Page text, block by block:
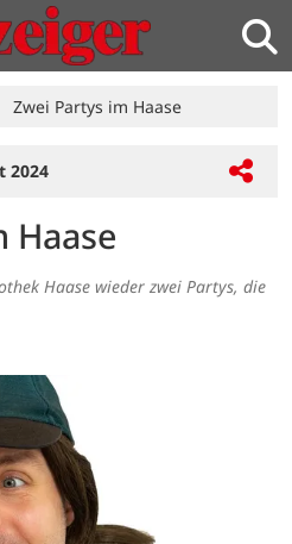
Zwei Partys im Haase
2024
Haase
Haase wieder zwei Partys, die